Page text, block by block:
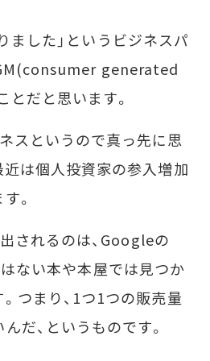
した」というビジネスパ
generated
だと思います。
スというので真っ先に思
近は個人投資家の参入増加
。
れるのは、Googleの
ない本や本屋では見つか
つまり、1つ1つの販売量
だ、というものです。